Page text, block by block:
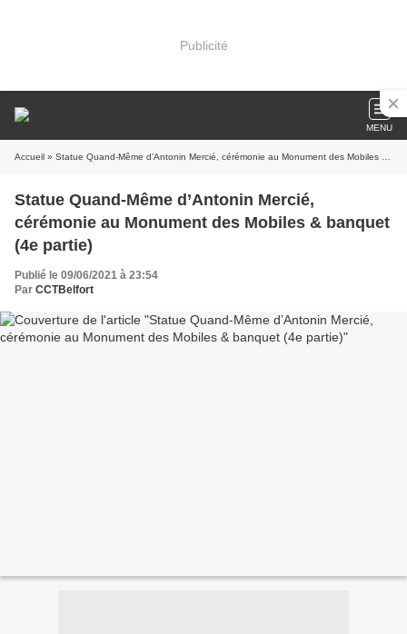
Publicité
MENU
Accueil » Statue Quand-Même d’Antonin Mercié, cérémonie au Monument des Mobiles & banquet (4e partie)
Statue Quand-Même d’Antonin Mercié,
cérémonie au Monument des Mobiles & banquet
(4e partie)
Publié le 09/06/2021 à 23:54
Par CCTBelfort